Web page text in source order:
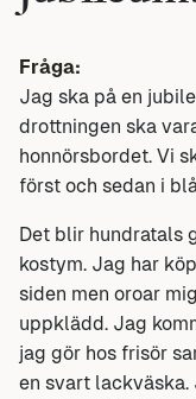
Fråga:
Jag ska på en
drottningen ska
honnörsbordet. Vi
först och sedan i
Det blir hundratals
kostym. Jag har
siden men oroar
uppklädd. Jag
jag gör hos frisör
en svart lackväska.